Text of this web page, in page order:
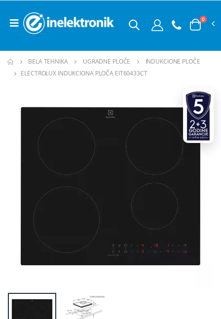
0
BELA TEHNIKA UGRADNE PLOČE
INDUKCIONE PLOČE
ELECTROLUX INDUKCIONA PLOČA EIT60433CT